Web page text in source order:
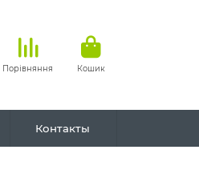
Порівняння Кошик
Контакты